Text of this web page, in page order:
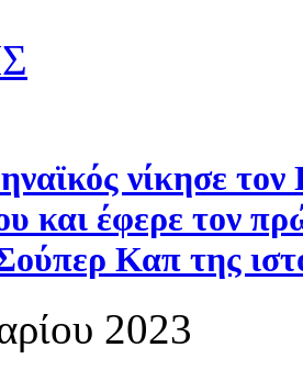
νίκησε
και έφερε τον
Καπ της
2023